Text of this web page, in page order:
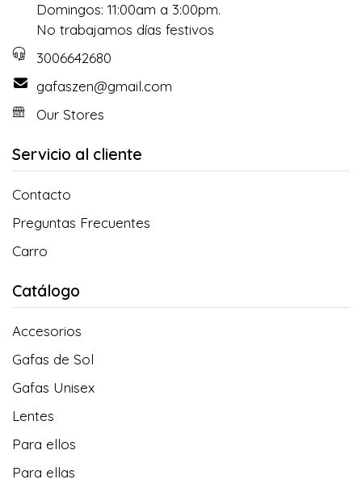
Domingos: 11:00am a 3:00pm.
No trabajamos días festivos
3006642680
gafaszen@gmail.com
Our Stores
Servicio al cliente
Contacto
Preguntas Frecuentes
Carro
Catálogo
Accesorios
Gafas de Sol
Gafas Unisex
Lentes
Para ellos
Para ellas